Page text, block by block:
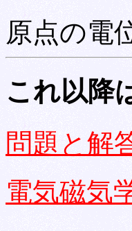
原点の電
これ以降
問題と解
電気磁気